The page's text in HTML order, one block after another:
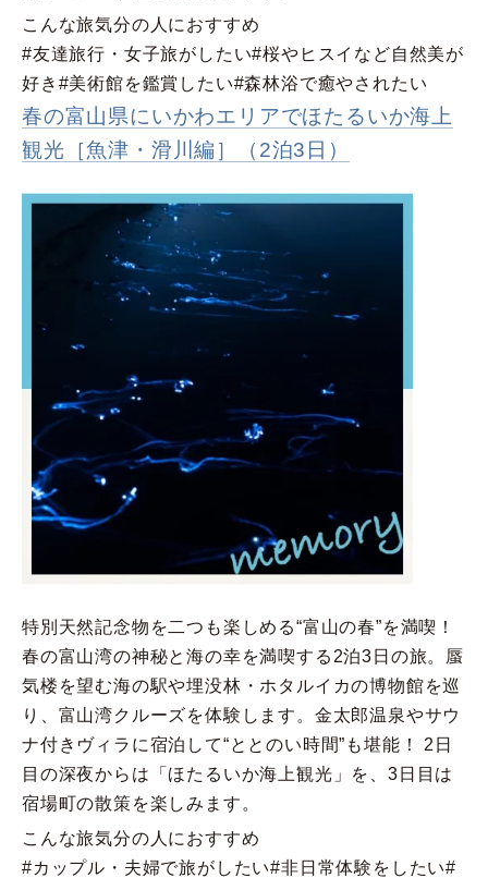
こんな旅気分の人におすすめ
#友達旅行・女子旅がしたい#桜やヒスイなど自然美が
好き #美術館を鑑賞したい#森林浴で癒やされたい
春の富山県にいかわエリアでほたるいか海上
観光［魚津・滑川編］（2泊3日）
特別天然記念物を二つも楽しめる“富山の春”を満喫！
春の富山湾の神秘と海の幸を満喫する2泊3日の旅。蜃
気楼を望む海の駅や埋没林・ホタルイカの博物館を巡
り、富山湾クルーズを体験します。金太郎温泉やサウ
ナ付きヴィラに宿泊して“ととのい時間”も堪能！ 2日
目の深夜からは「ほたるいか海上観光」を、3日目は
宿場町の散策を楽しみます。
こんな旅気分の人におすすめ
#カップル・夫婦で旅がしたい#非日常体験をしたい#